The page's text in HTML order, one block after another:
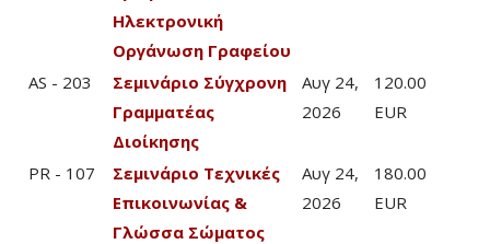
Ηλεκτρονική
Οργάνωση Γραφείου
AS - 203
Σεμινάριο Σύγχρονη
Γραμματέας
Διοίκησης
Αυγ 24,
2026
120.00
EUR
PR - 107
Σεμινάριο Τεχνικές
Επικοινωνίας &
Γλώσσα Σώματος
Αυγ 24,
2026
180.00
EUR